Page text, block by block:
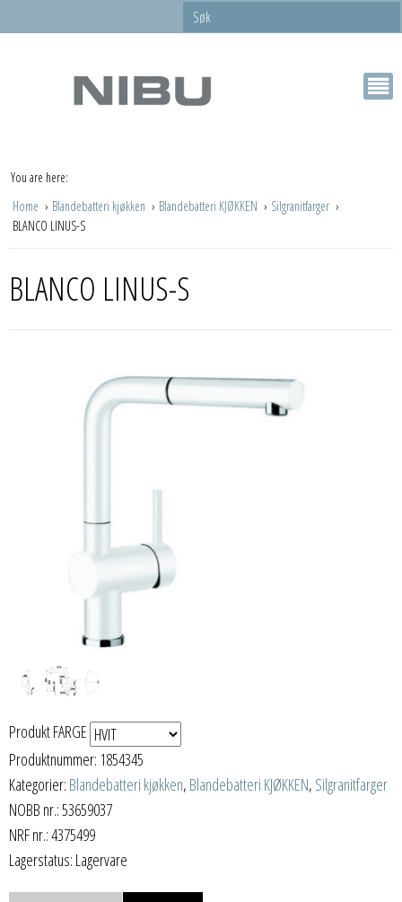
You are here:
Home
Blandebatteri kjøkken Blandebatteri KJØKKEN
Silgranitfarger
BLANCO LINUS-S
BLANCO LINUS-S
Produkt FARGE
Produktnummer: 1854345
Kategorier: Blandebatteri kjøkken, Blandebatteri KJØKKEN, Silgranitfarger
NOBB nr.: 53659037
NRF nr.: 4375499
Lagerstatus: Lagervare